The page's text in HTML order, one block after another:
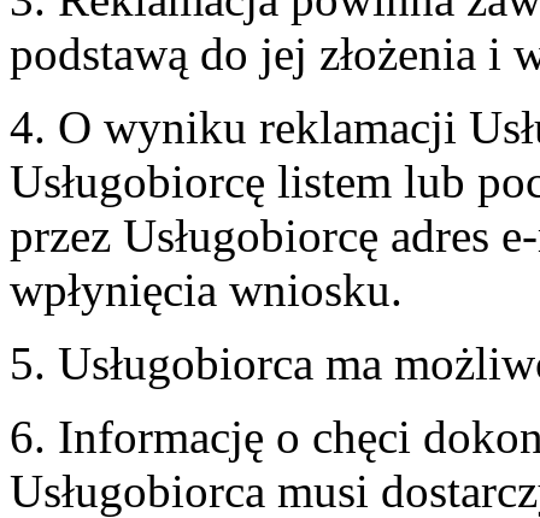
podstawą do jej złożenia i
4. O wyniku reklamacji
Usługobiorcę listem lub
przez Usługobiorcę adres
wpłynięcia wniosku.
5. Usługobiorca ma
6. Informację o chęci
Usługobiorca musi